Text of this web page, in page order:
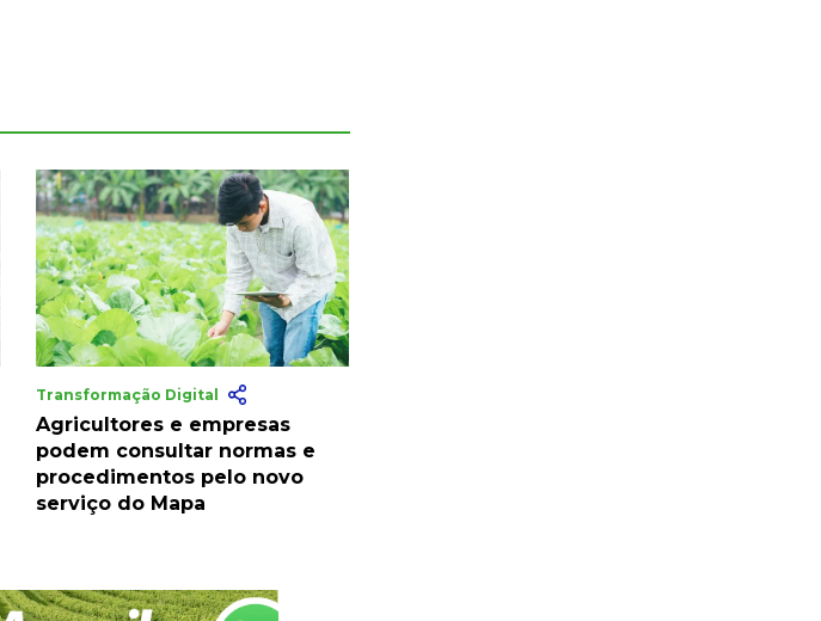
Transformação Digital
Agricultores e empresas
podem consultar normas e
procedimentos pelo novo
serviço do Mapa